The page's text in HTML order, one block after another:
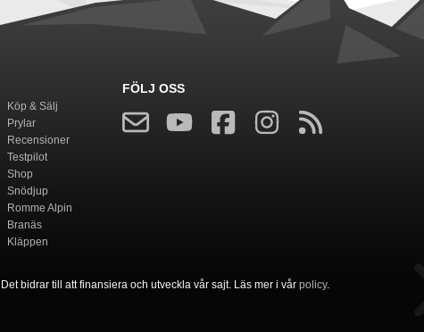
Köp & Sälj
Prylar
Recensioner
Testpilot
Shop
Snödjup
Romme Alpin
Branäs
Kläppen
FÖLJ OSS
bidrar till att finansiera och utveckla vår sajt. Läs mer i vår policy.